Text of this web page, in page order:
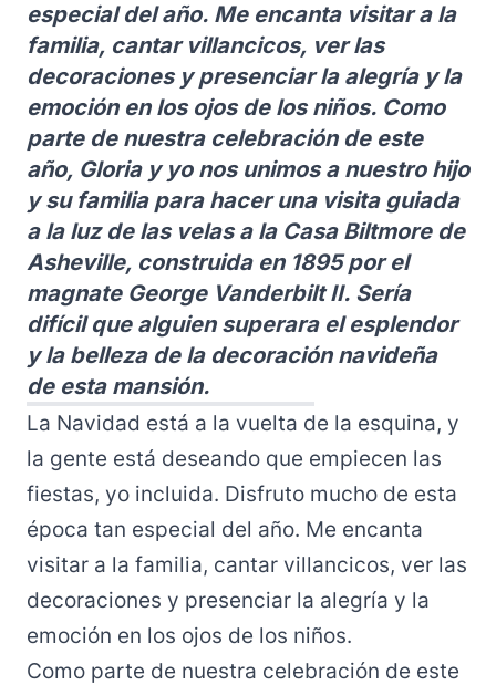
especial del año. Me encanta visitar a la
familia, cantar villancicos, ver las
decoraciones y presenciar la alegría y la
emoción en los ojos de los niños. Como
parte de nuestra celebración de este
año, Gloria y yo nos unimos a nuestro hijo
y su familia para hacer una visita guiada
a la luz de las velas a la Casa Biltmore de
Asheville, construida en 1895 por el
magnate George Vanderbilt II. Sería
difícil que alguien superara el esplendor
y la belleza de la decoración navideña
de esta mansión.
La Navidad está a la vuelta de la esquina, y
la gente está deseando que empiecen las
fiestas, yo incluida. Disfruto mucho de esta
época tan especial del año. Me encanta
visitar a la familia, cantar villancicos, ver las
decoraciones y presenciar la alegría y la
emoción en los ojos de los niños.
Como parte de nuestra celebración de este